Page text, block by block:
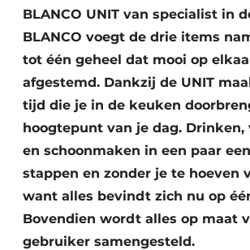
BLANCO UNIT van specialist in
BLANCO voegt de drie items
tot één geheel dat mooi op
afgestemd. Dankzij de UNIT
tijd die je in de keuken
hoogtepunt van je dag. Drinken,
en schoonmaken in een paar
stappen en zonder je te hoeven
want alles bevindt zich nu op
Bovendien wordt alles op maat
gebruiker samengesteld.